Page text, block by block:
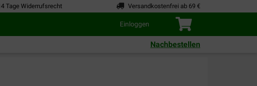
Tage Widerrufsrecht Versandkostenfrei ab 69 €
Einloggen
Nachbestellen